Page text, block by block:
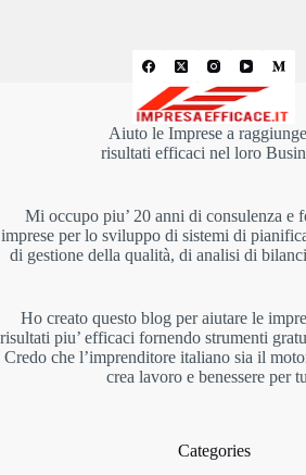
Aiuto le Imprese a
risultati efficaci nel loro
Mi occupo piu’ 20 anni di consulenza e
imprese per lo sviluppo di sistemi di
di gestione della qualità, di analisi di
Ho creato questo blog per aiutare le
risultati piu’ efficaci fornendo strumenti
Credo che l’imprenditore italiano sia il
crea lavoro e benessere per
Categories